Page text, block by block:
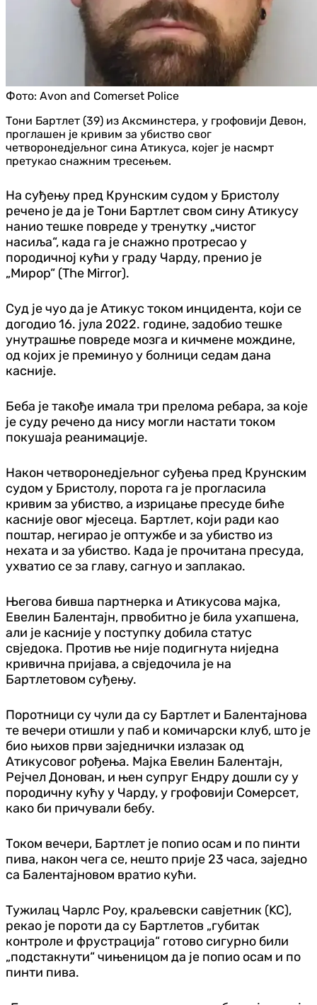
Фото: Avon and Comerset Police
Тони Бартлет (39) из Аксминстера, у грофовији Девон,
проглашен је кривим за убиство свог
четворонедјељног сина Атикуса, којег је насмрт
претукао снажним тресењем.
На суђењу пред Крунским судом у Бристолу
речено је да је Тони Бартлет свом сину Атикусу
нанио тешке повреде у тренутку „чистог
насиља“, када га је снажно протресао у
породичној кући у граду Чарду, пренио је
„Мирор“ (The Mirror).
Суд је чуо да је Атикус током инцидента, који се
догодио 16. јула 2022. године, задобио тешке
унутрашње повреде мозга и кичмене мождине,
од којих је преминуо у болници седам дана
касније.
Беба је такође имала три прелома ребара, за које
је суду речено да нису могли настати током
покушаја реанимације.
Након четворонедјељног суђења пред Крунским
судом у Бристолу, порота га је прогласила
кривим за убиство, а изрицање пресуде биће
касније овог мјесеца. Бартлет, који ради као
поштар, негирао је оптужбе и за убиство из
нехата и за убиство. Када је прочитана пресуда,
ухватио се за главу, сагнуо и заплакао.
Његова бивша партнерка и Атикусова мајка,
Евелин Балентајн, првобитно је била ухапшена,
али је касније у поступку добила статус
свједока. Против ње није подигнута ниједна
кривична пријава, а свједочила је на
Бартлетовом суђењу.
Поротници су чули да су Бартлет и Балентајнова
те вечери отишли у паб и комичарски клуб, што је
био њихов први заједнички излазак од
Атикусовог рођења. Мајка Евелин Балентајн,
Рејчел Донован, и њен супруг Ендру дошли су у
породичну кућу у Чарду, у грофовији Сомерсет,
како би причували бебу.
Током вечери, Бартлет је попио осам и по пинти
пива, након чега се, нешто прије 23 часа, заједно
са Балентајновом вратио кући.
Тужилац Чарлс Роу, краљевски савјетник (KC),
рекао је пороти да су Бартлетов „губитак
контроле и фрустрација“ готово сигурно били
„подстакнути“ чињеницом да је попио осам и по
пинти пива.